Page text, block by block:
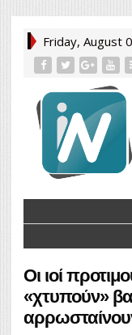
Friday, August
Οι ιοί
«χτυπούν»